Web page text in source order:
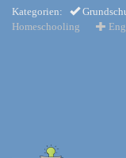
Kategorien:
Homeschooling